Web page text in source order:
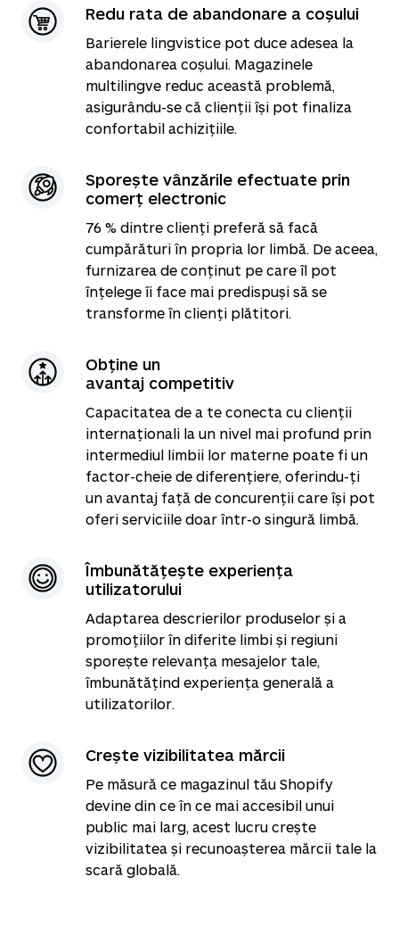
Redu rata de abandonare a coșului
Barierele lingvistice pot duce adesea la
abandonarea coșului. Magazinele
multilingve reduc această problemă,
asigurându-se că clienții își pot finaliza
confortabil achizițiile.
Sporește vânzările efectuate prin
comerț electronic
76 % dintre clienți preferă să facă
cumpărături în propria lor limbă. De aceea,
furnizarea de conținut pe care îl pot
înțelege îi face mai predispuși să se
transforme în clienți plătitori.
Obține un
avantaj competitiv
Capacitatea de a te conecta cu clienții
internaționali la un nivel mai profund prin
intermediul limbii lor materne poate fi un
factor-cheie de diferențiere, oferindu-ți
un avantaj față de concurenții care își pot
oferi serviciile doar într-o singură limbă.
Îmbunătățește experiența
utilizatorului
Adaptarea descrierilor produselor și a
promoțiilor în diferite limbi și regiuni
sporește relevanța mesajelor tale,
îmbunătățind experiența generală a
utilizatorilor.
Crește vizibilitatea mărcii
Pe măsură ce magazinul tău Shopify
devine din ce în ce mai accesibil unui
public mai larg, acest lucru crește
vizibilitatea și recunoașterea mărcii tale la
scară globală.